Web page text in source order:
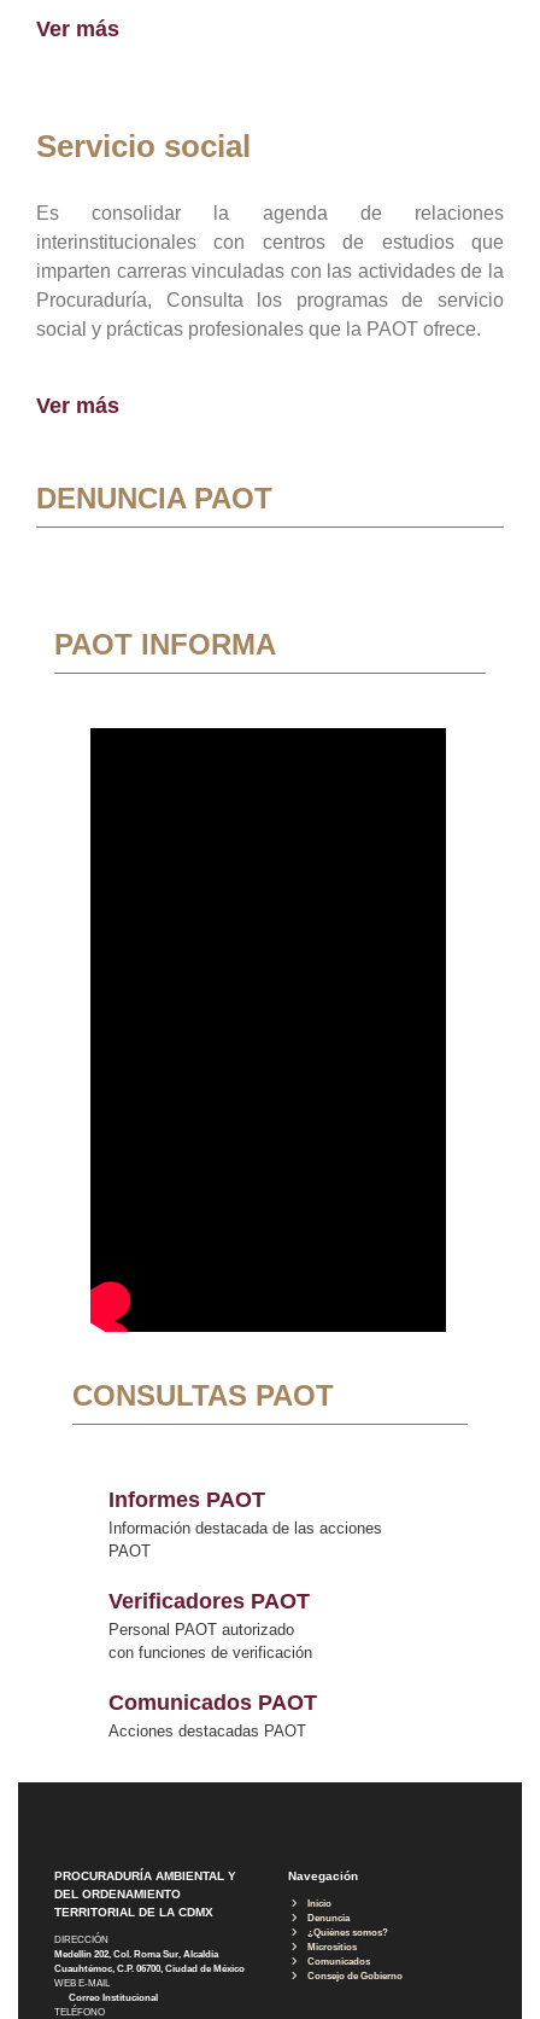
Ver más
Servicio social
Es consolidar la agenda de relaciones
interinstitucionales con centros de estudios que
imparten carreras vinculadas con las actividades de la
Procuraduría, Consulta los programas de servicio
social y prácticas profesionales que la PAOT ofrece.
Ver más
DENUNCIA PAOT
PAOT INFORMA
CONSULTAS PAOT
Informes PAOT
Información destacada de las acciones
PAOT
Verificadores PAOT
Personal PAOT autorizado
con funciones de verificación
Comunicados PAOT
Acciones destacadas PAOT
PROCURADURÍA AMBIENTAL Y
DEL ORDENAMIENTO
TERRITORIAL DE LA CDMX
DIRECCIÓN
Medellín 202, Col. Roma Sur, Alcaldía
Cuauhtémoc, C.P. 06700, Ciudad de México
WEB E-MAIL
Correo Institucional
TELÉFONO
Navegación
Inicio
Denuncia
¿Quiénes somos?
Micrositios
Comunicados
Consejo de Gobierno